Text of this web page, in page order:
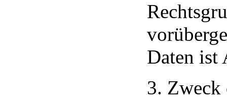
Daten ist
3. Zweck